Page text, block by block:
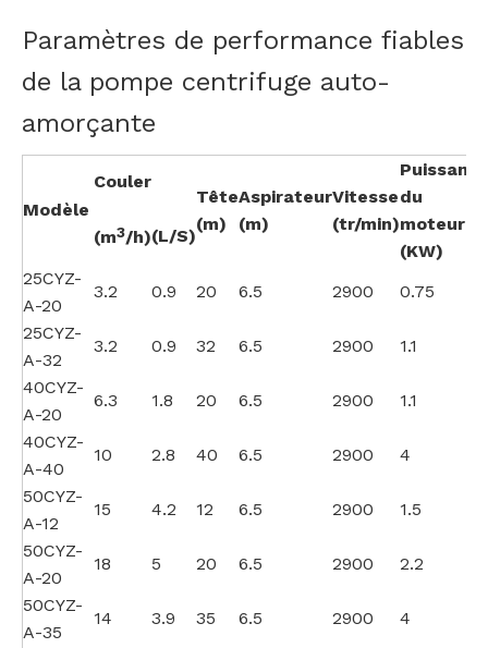
Paramètres de performance fiables
de la pompe centrifuge auto-
amorçante
Modèle
Couler
Tête
(m)
Aspirateur
(m)
Vitesse
(tr/min)
du
moteur
(KW)
(m3/h)(L/S)
25CYZ-
A-20
3.2 0.9 20 6.5 2900
0.75
25CYZ-
A-32
3.2 0.9 32 6.5 2900
1.1
40CYZ-
A-20
6.3 1.8 20 6.5 2900
1.1
40CYZ-
A-40
10 2.8 40 6.5 2900
4
50CYZ-
A-12
15 4.2 12 6.5 2900
1.5
50CYZ-
A-20
18 5 20 6.5 2900
2.2
50CYZ-
A-35
14 3.9 35 6.5 2900
4